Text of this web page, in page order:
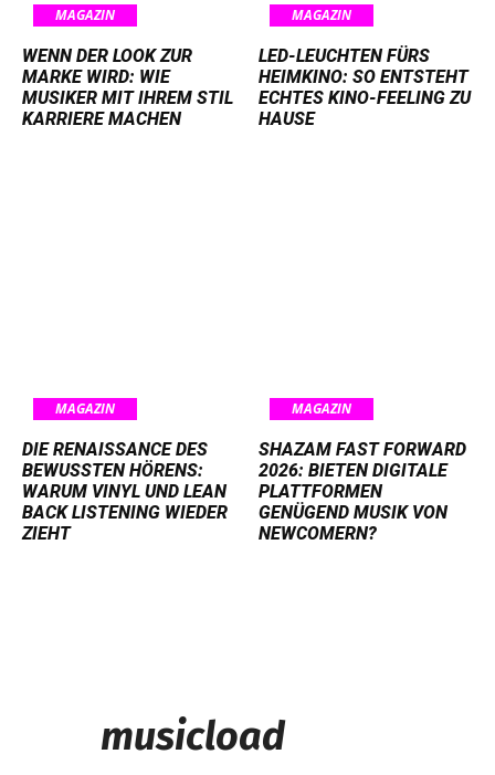
MAGAZIN
WENN DER LOOK ZUR
MARKE WIRD: WIE
MUSIKER MIT IHREM STIL
KARRIERE MACHEN
MAGAZIN
LED-LEUCHTEN FÜRS
HEIMKINO: SO ENTSTEHT
ECHTES KINO-FEELING ZU
HAUSE
MAGAZIN
DIE RENAISSANCE DES
BEWUSSTEN HÖRENS:
WARUM VINYL UND LEAN
BACK LISTENING WIEDER
ZIEHT
MAGAZIN
SHAZAM FAST FORWARD
2026: BIETEN DIGITALE
PLATTFORMEN
GENÜGEND MUSIK VON
NEWCOMERN?
musicload